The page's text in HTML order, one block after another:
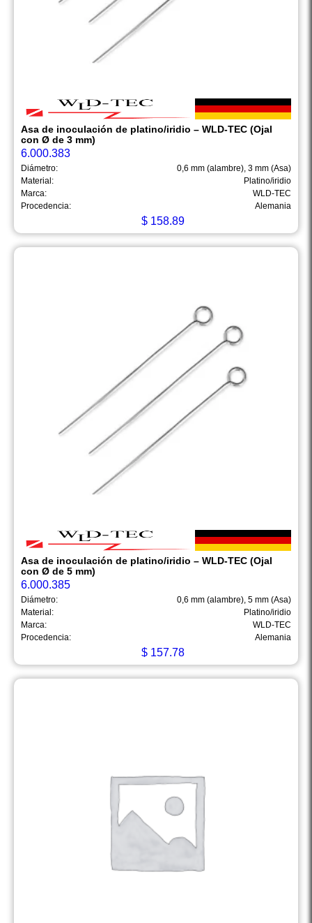
Asa de inoculación de platino/iridio – WLD-TEC (Ojal
con Ø de 3 mm)
6.000.383
Diámetro:
0,6 mm (alambre), 3 mm (Asa)
Material:
Platino/iridio
Marca:
WLD-TEC
Procedencia:
Alemania
$ 158.89
Asa de inoculación de platino/iridio – WLD-TEC (Ojal
con Ø de 5 mm)
6.000.385
Diámetro:
0,6 mm (alambre), 5 mm (Asa)
Material:
Platino/iridio
Marca:
WLD-TEC
Procedencia:
Alemania
$ 157.78